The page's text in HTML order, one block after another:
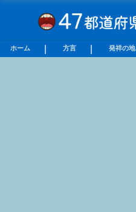
ホーム 方言 発祥の地